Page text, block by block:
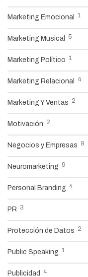
Marketing Emocional 1
Marketing Musical 5
Marketing Político 1
Marketing Relacional 4
Marketing Y Ventas 2
Motivación 2
Negocios y Empresas 9
Neuromarketing 9
Personal Branding 4
PR 3
Protección de Datos 2
Public Speaking 1
Publicidad 4